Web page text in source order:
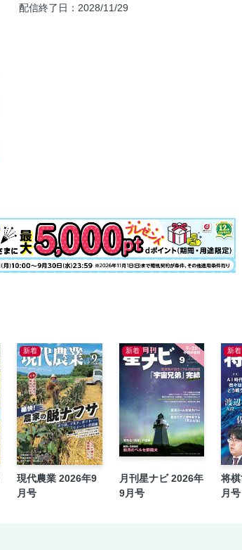
配信終了日：2028/11/29
新着
現代農業 2026年9
月号
新着
月刊星ナビ 2026年
9月号
新着
将
月号